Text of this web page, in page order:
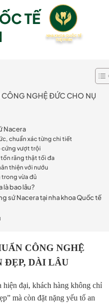
CÔNG NGHỆ ĐỨC CHO NỤ
Nacera
chuẩn xác từng chi tiết
cứng vượt trội
răng thật tối đa
thiện với nướu
trong vừa đủ
là bao lâu?
sứ Nacera tại nha khoa Quốc tế
CÔNG NGHỆ
ĐẸP, DÀI LÂU
đại, khách hàng không chỉ
mà còn đặt nặng yếu tố an